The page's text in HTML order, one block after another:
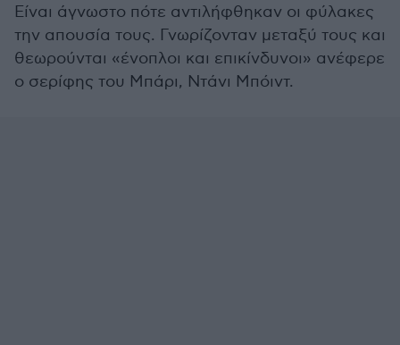
Είναι άγνωστο πότε αντιλήφθηκαν οι φύλακες
την απουσία τους. Γνωρίζονταν μεταξύ τους και
θεωρούνται «ένοπλοι και επικίνδυνοι» ανέφερε
ο σερίφης του Μπάρι, Ντάνι Μπόιντ.